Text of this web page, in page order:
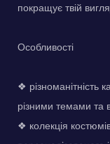
покращує твій
Особливості
❖ різноманітність
різними темами та
❖ колекція